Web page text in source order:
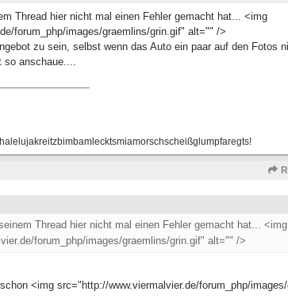
Thread hier nicht mal einen Fehler gemacht hat... <img
forum_php/images/graemlins/grin.gif" alt="" />
zu sein, selbst wenn das Auto ein paar auf den Fotos
so anschaue....
Thread hier nicht mal einen Fehler gemacht hat... <img
forum_php/images/graemlins/grin.gif" alt="" />
<img src="http://www.viermalvier.de/forum_php/